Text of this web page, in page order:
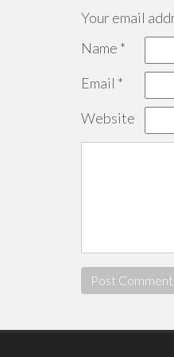
Your email
Name *
Email *
Website